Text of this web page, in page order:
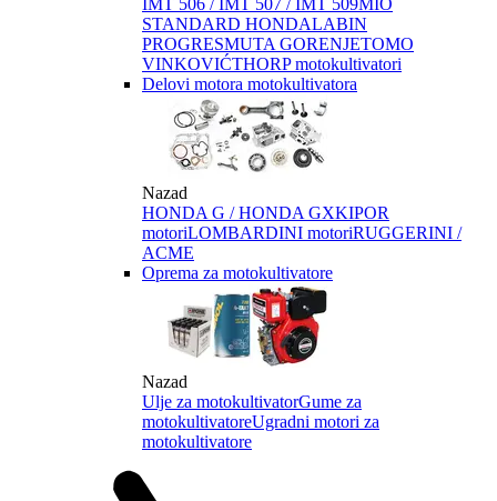
IMT 506 / IMT 507 / IMT 509MIO
STANDARD HONDALABIN
PROGRESMUTA GORENJETOMO
VINKOVIĆTHORP motokultivatori
Delovi motora motokultivatora
Nazad
HONDA G / HONDA GXKIPOR
motoriLOMBARDINI motoriRUGGERINI /
ACME
Oprema za motokultivatore
Nazad
Ulje za motokultivatorGume za
motokultivatoreUgradni motori za
motokultivatore